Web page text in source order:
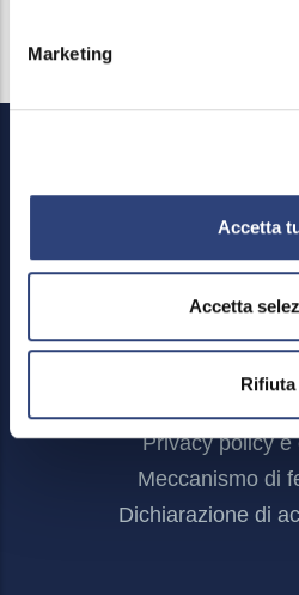
Marketing
Accetta
Accetta
Rifiuta
Footer
Menu
Area
Credits
Privacy policy e
Meccanismo di
Dichiarazione di